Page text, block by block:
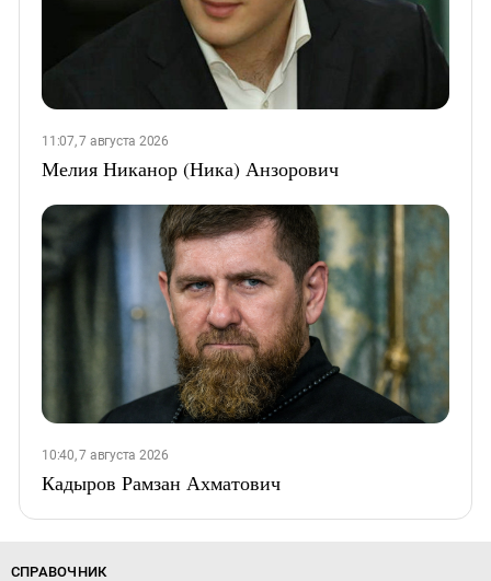
11:07, 7 августа 2026
Мелия Никанор (Ника) Анзорович
10:40, 7 августа 2026
Кадыров Рамзан Ахматович
СПРАВОЧНИК